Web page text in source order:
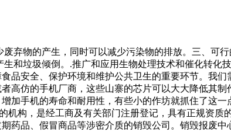
弃物的产生，同时可以减少污染物的排放。三、可
和垃圾倾倒。.推广和应用生物处理技术和催化转化
品安全、保护环境和维护公共卫生的重要环节。我
高仿的手机厂商，这些山寨的芯片可以大大降低其
加手机的寿命和耐用性，有些小的作坊就抓住了这
构，是经工商及有关部门注册登记，具有正规资
药品、假冒商品等涉密介质的销毁公司。销毁报废